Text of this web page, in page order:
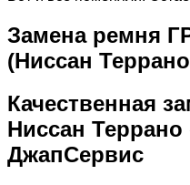
Замена ремня
(Ниссан
Качественная
Ниссан Террано
ДжапСервис